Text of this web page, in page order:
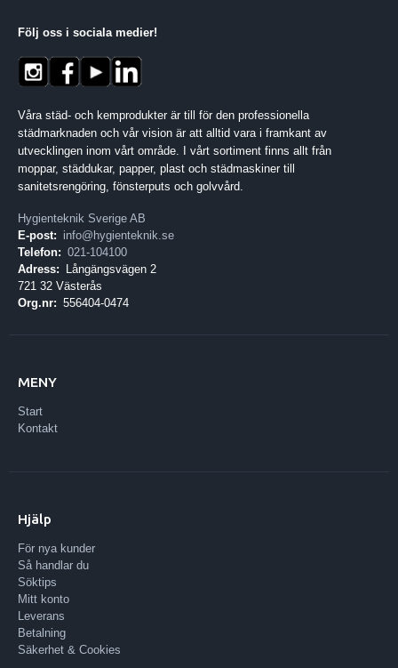
Följ oss i sociala medier!
Våra städ- och kemprodukter är till för den professionella
städmarknaden och vår vision är att alltid vara i framkant av
utvecklingen inom vårt område. I vårt sortiment finns allt från
moppar, städdukar, papper, plast och städmaskiner till
sanitetsrengöring, fönsterputs och golvvård.
Hygienteknik Sverige AB
E-post: info@hygienteknik.se
Telefon: 021-104100
Adress:
Långängsvägen 2
721 32 Västerås
Org.nr: 556404-0474
MENY
Start
Kontakt
Hjälp
För nya kunder
Så handlar du
Söktips
Mitt konto
Leverans
Betalning
Säkerhet & Cookies